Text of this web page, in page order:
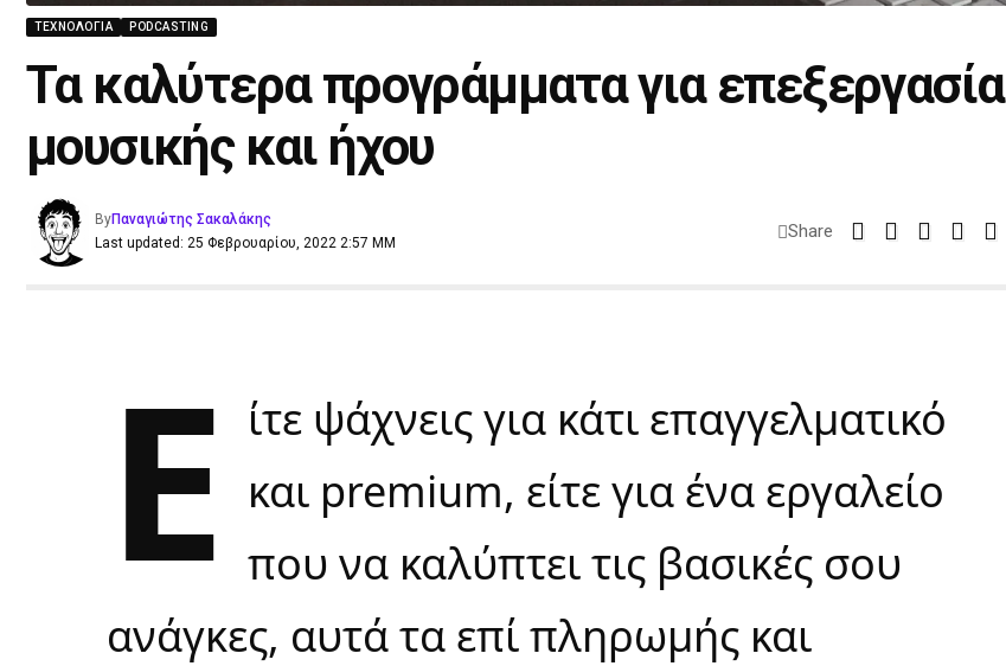
ΤΕΧΝΟΛΟΓΊΑ PODCASTING
Τα καλύτερα προγράμματα για επεξεργασία
μουσικής και ήχου
Last updated: 25 Φεβρουαρίου, 2022 2:57 ΜΜ
ByΠαναγιώτης Σακαλάκης
Share
Ε
ίτε ψάχνεις για κάτι επαγγελματικό
και premium, είτε για ένα εργαλείο
που να καλύπτει τις βασικές σου
ανάγκες, αυτά τα επί πληρωμής και